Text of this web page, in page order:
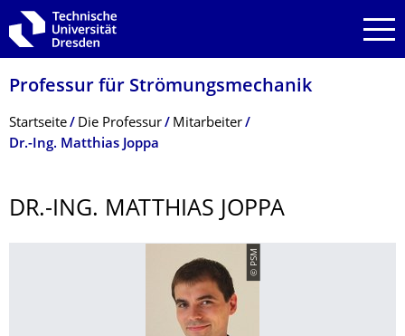
Zur Hauptnavigation springen
Zur Suche springen
Zum Inhalt springen
Professur für Strömungsmechanik
Breadcrumb-Menü
Startseite Die Professur
Mitarbeiter
Dr.-Ing. Matthias Joppa
DR.-ING. MATTHIAS JOPPA
© PSM